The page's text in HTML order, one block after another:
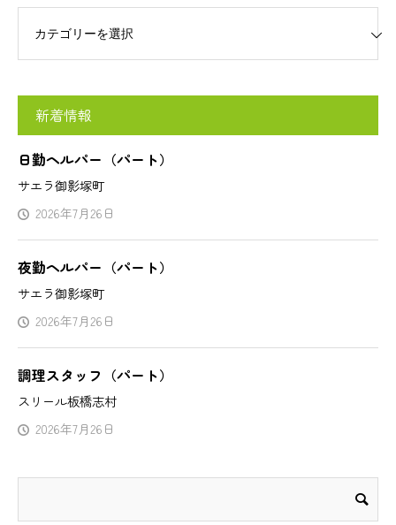
新着情報
日勤ヘルパー（パート）
サエラ御影塚町
2026年7月26日
夜勤ヘルパー（パート）
サエラ御影塚町
2026年7月26日
調理スタッフ（パート）
スリール板橋志村
2026年7月26日